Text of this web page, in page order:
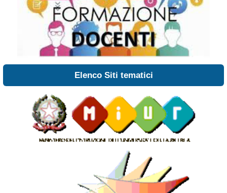
Elenco Siti tematici